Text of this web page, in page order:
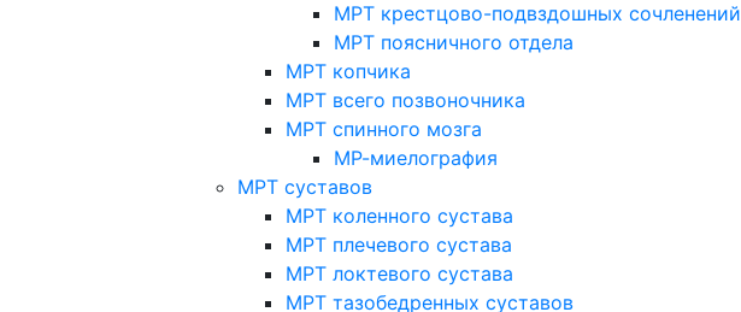
МРТ крестцово-подвздошных сочленений
МРТ поясничного отдела
МРТ копчика
МРТ всего позвоночника
МРТ спинного мозга
МР-миелография
МРТ суставов
МРТ коленного сустава
МРТ плечевого сустава
МРТ локтевого сустава
МРТ тазобедренных суставов